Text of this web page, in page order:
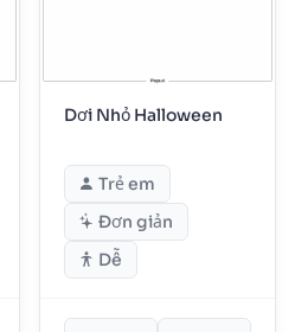
Dơi Nhỏ Halloween
Trẻ em
Đơn giản
Dễ